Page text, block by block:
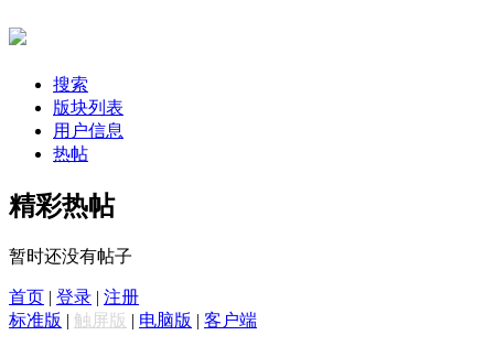
搜索
版块列表
用户信息
热帖
精彩热帖
暂时还没有帖子
首页 | 登录 | 注册
标准版 | 触屏版 | 电脑版 | 客户端